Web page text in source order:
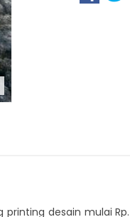
desain mulai